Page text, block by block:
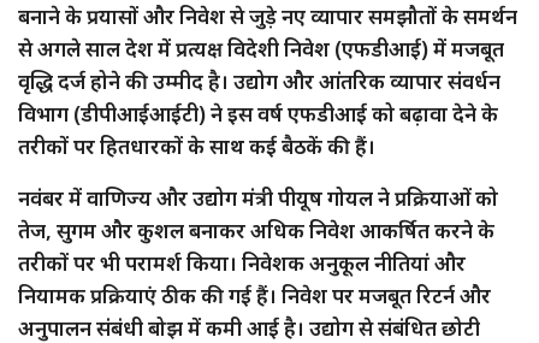
बनाने के प्रयासों और निवेश से जुड़े नए व्यापार समझौतों के समर्थन
से अगले साल देश में प्रत्यक्ष विदेशी निवेश (एफडीआई) में मजबूत
वृद्धि दर्ज होने की उम्मीद है। उद्योग और आंतरिक व्यापार संवर्धन
विभाग (डीपीआईआईटी) ने इस वर्ष एफडीआई को बढ़ावा देने के
तरीकों पर हितधारकों के साथ कई बैठकें की हैं।
नवंबर में वाणिज्य और उद्योग मंत्री पीयूष गोयल ने प्रक्रियाओं को
तेज, सुगम और कुशल बनाकर अधिक निवेश आकर्षित करने के
तरीकों पर भी परामर्श किया। निवेशक अनुकूल नीतियां और
नियामक प्रक्रियाएं ठीक की गई हैं। निवेश पर मजबूत रिटर्न और
अनुपालन संबंधी बोझ में कमी आई है। उद्योग से संबंधित छोटी